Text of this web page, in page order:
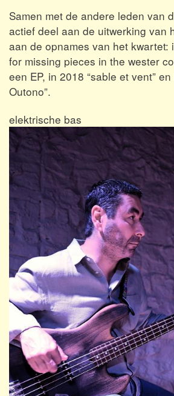
Samen met de andere leden van
actief deel aan de uitwerking van
aan de opnames van het kwartet:
for missing pieces in the wester
een EP, in 2018 “sable et vent”
Outono”.
elektrische bas